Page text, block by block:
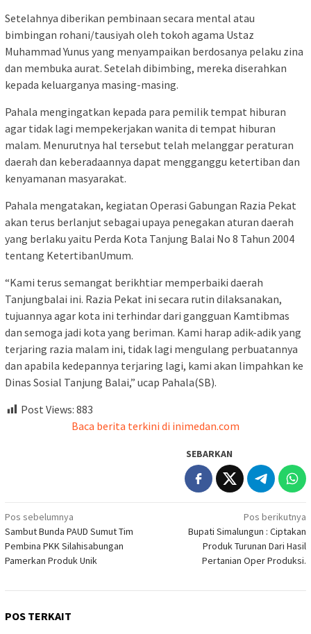
Setelahnya diberikan pembinaan secara mental atau
bimbingan rohani/tausiyah oleh tokoh agama Ustaz
Muhammad Yunus yang menyampaikan berdosanya pelaku zina
dan membuka aurat. Setelah dibimbing, mereka diserahkan
kepada keluarganya masing-masing.
Pahala mengingatkan kepada para pemilik tempat hiburan
agar tidak lagi mempekerjakan wanita di tempat hiburan
malam. Menurutnya hal tersebut telah melanggar peraturan
daerah dan keberadaannya dapat mengganggu ketertiban dan
kenyamanan masyarakat.
Pahala mengatakan, kegiatan Operasi Gabungan Razia Pekat
akan terus berlanjut sebagai upaya penegakan aturan daerah
yang berlaku yaitu Perda Kota Tanjung Balai No 8 Tahun 2004
tentang KetertibanUmum.
“Kami terus semangat berikhtiar memperbaiki daerah
Tanjungbalai ini. Razia Pekat ini secara rutin dilaksanakan,
tujuannya agar kota ini terhindar dari gangguan Kamtibmas
dan semoga jadi kota yang beriman. Kami harap adik-adik yang
terjaring razia malam ini, tidak lagi mengulang perbuatannya
dan apabila kedepannya terjaring lagi, kami akan limpahkan ke
Dinas Sosial Tanjung Balai,” ucap Pahala(SB).
Post Views: 883
Baca berita terkini di inimedan.com
SEBARKAN
Navigasi
pos
Pos sebelumnya
Sambut Bunda PAUD Sumut Tim
Pembina PKK Silahisabungan
Pamerkan Produk Unik
Pos berikutnya
Bupati Simalungun : Ciptakan
Produk Turunan Dari Hasil
Pertanian Oper Produksi.
POS TERKAIT